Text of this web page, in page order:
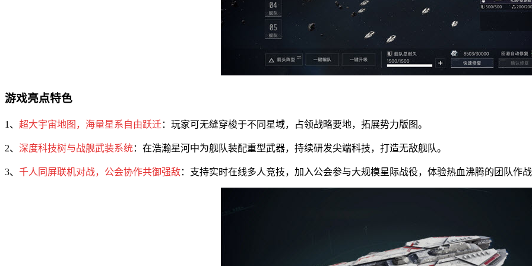
游戏亮点特色
1、 超大宇宙地图，海量星系自由跃迁：玩家可无缝穿梭于不同星域，占领战略要地，拓展势力版图。
2、 深度科技树与战舰武装系统：在浩瀚星河中为舰队装配重型武器，持续研发尖端科技，打造无敌舰队。
3、 千人同屏联机对战，公会协作共御强敌：支持实时在线多人竞技，加入公会参与大规模星际战役，体验热血沸腾的团队作